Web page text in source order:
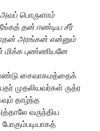
அவப் பொருளாம்
நீங்கத் தன் ஈண்டிய சீர்
நாதன் அரங்கன் என்னும்
மிக்க புண்ணியனே
சைவாகமத்தைக்
முதலியவர்கள் ருத்ர
தாழ்ந்த
வருந்திய